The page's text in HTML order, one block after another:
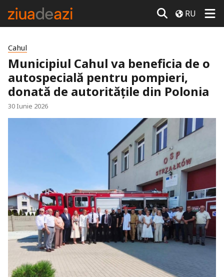
RU
Cahul
Municipiul Cahul va beneficia de o
autospecială pentru pompieri,
donată de autoritățile din Polonia
30 Iunie 2026